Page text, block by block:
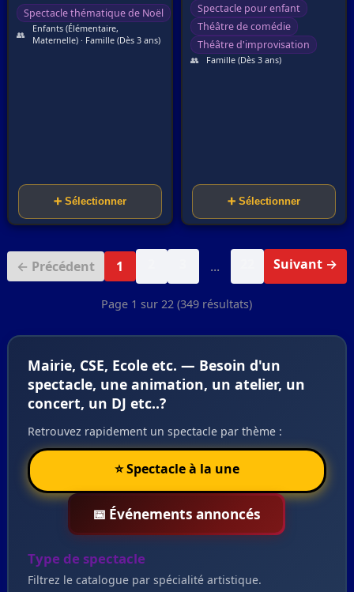
Spectacle thématique de Noël
👥
Enfants (Élémentaire,
Maternelle) · Famille (Dès 3 ans)
➕ Sélectionner
Spectacle pour enfant
Théâtre de comédie
Théâtre d'improvisation
👥 Famille (Dès 3 ans)
➕ Sélectionner
← Précédent 1 ... Suivant →
Page 1 sur 22 (349 résultats)
Mairie, CSE, Ecole etc. — Besoin d'un
spectacle, une animation, un atelier, un
concert, un DJ etc..?
Retrouvez rapidement un spectacle par thème :
⭐ Spectacle à la une
📅 Événements annoncés
Type de spectacle
Filtrez le catalogue par spécialité artistique.